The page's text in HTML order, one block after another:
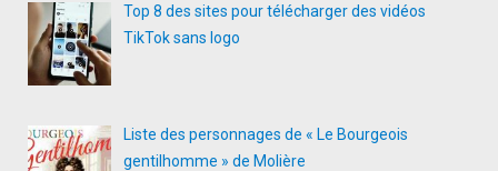
Top 8 des sites pour télécharger des vidéos
TikTok sans logo
Liste des personnages de « Le Bourgeois
gentilhomme » de Molière